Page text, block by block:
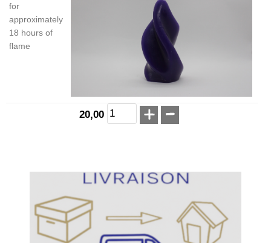
for
approximately
18 hours of
flame
20,00